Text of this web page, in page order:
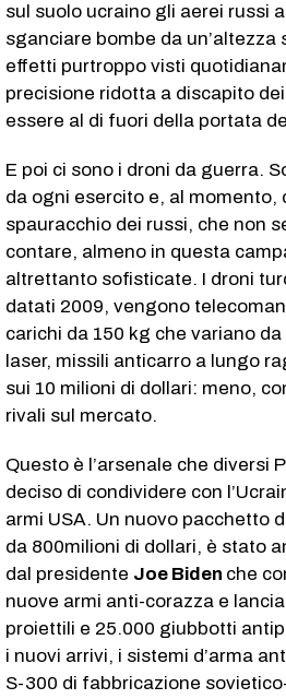
sul suolo ucraino gli aerei russi
sganciare bombe da un’altezza
effetti purtroppo visti
precisione ridotta a discapito
essere al di fuori della portata
E poi ci sono i droni da guerra.
da ogni esercito e, al momento,
spauracchio dei russi, che non
contare, almeno in questa
altrettanto sofisticate. I droni
datati 2009, vengono
carichi da 150 kg che variano
laser, missili anticarro a lungo
sui 10 milioni di dollari: meno,
rivali sul mercato.
Questo è l’arsenale che diversi
deciso di condividere con
armi USA. Un nuovo pacchetto
da 800milioni di dollari, è stato
dal presidente Joe Biden che
nuove armi anti-corazza e
proiettili e 25.000 giubbotti
i nuovi arrivi, i sistemi d’arma
S-300 di fabbricazione